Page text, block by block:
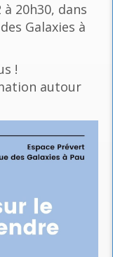
20h30, dans
Galaxies à
!
autour